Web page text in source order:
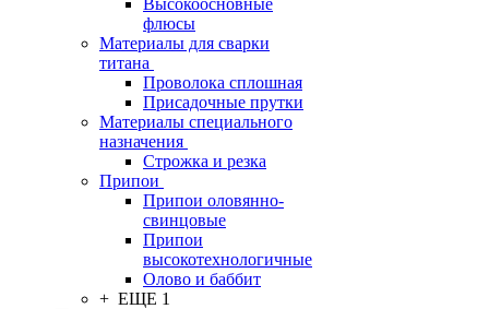
Высокоосновные
флюсы
Материалы для сварки
титана
Проволока сплошная
Присадочные прутки
Материалы специального
назначения
Строжка и резка
Припои
Припои оловянно-
свинцовые
Припои
высокотехнологичные
Олово и баббит
+ ЕЩЕ 1